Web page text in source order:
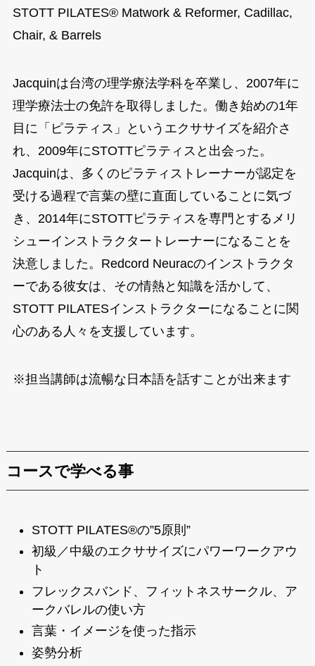
STOTT PILATES® Matwork & Reformer, Cadillac,
Chair, & Barrels
Jacquinは台湾の理学療法学科を卒業し、2007年に
理学療法士の免許を取得しました。働き始めの1年
目に「ピラティス」というエクササイズを紹介さ
れ、2009年にSTOTTピラティスと出会った。
Jacquinは、多くのピラティストレーナーが認定を
受ける過程で言葉の壁に直面していることに気づ
き、2014年にSTOTTピラティスを専門とするメリ
シューインストラクタートレーナーになることを
決意しました。Redcord Neuracのインストラクタ
ーである彼女は、その情熱と知識を活かして、
STOTT PILATESインストラクターになることに関
心のある人々を支援しています。
※担当講師は流暢な日本語を話すことが出来ます
コースで学べる事
STOTT PILATES®の”5原則”
初級／中級のエクササイズにパワーワークアウ
ト
フレックスバンド、フィットネスサークル、ア
ークバレルの使い方
言葉・イメージを使った指示
姿勢分析